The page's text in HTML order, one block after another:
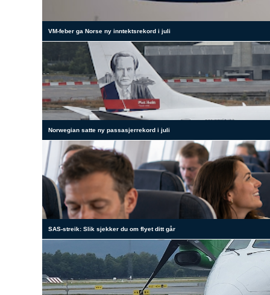
VM-feber ga Norse ny inntektsrekord i juli
Norwegian satte ny passasjerrekord i juli
SAS-streik: Slik sjekker du om flyet ditt går